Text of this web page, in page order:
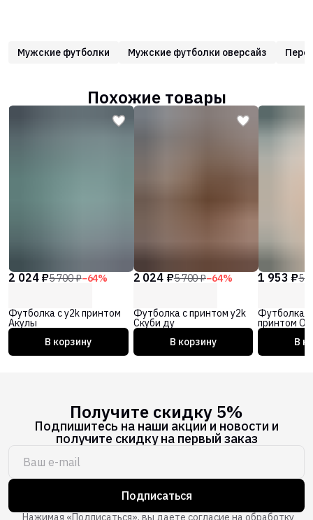
Мужские футболки Мужские футболки оверсайз
Похожие товары
2 024 ₽5 700 ₽−64%
Футболка с y2k принтом
Акулы
В корзину
2 024 ₽5 700 ₽−64%
Футболка с принтом y2k
Скуби ду
В корзину
1 953 ₽5
Футболка
принтом
В
Получите скидку 5%
Подпишитесь на наши акции и новости и
получите скидку на первый заказ
Подписаться
Нажимая «Подписаться», вы даете согласие на обработку